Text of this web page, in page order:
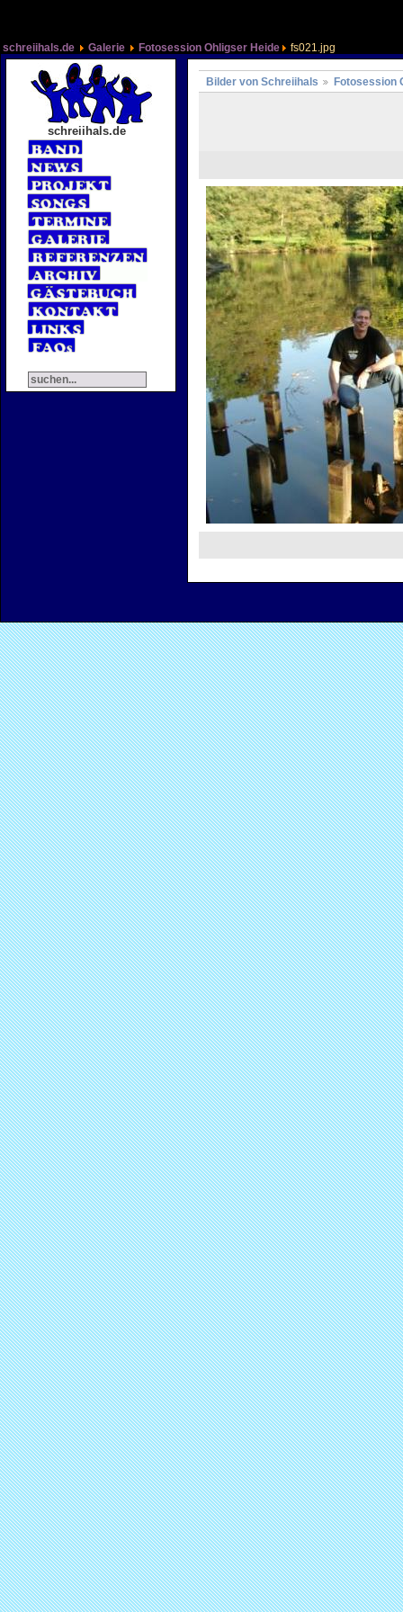
schreiihals.de Galerie Fotosession Ohligser Heide fs021.jpg
schreiihals.de
Bilder von Schreiihals Fotosession